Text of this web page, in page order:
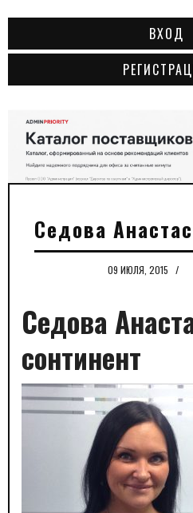
ВХОД
Седова
09 ИЮЛЯ, 2015 /
Седова
сонтинент